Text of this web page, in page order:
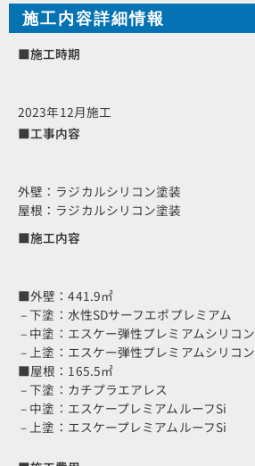
施工内容詳細情報
■施工時期
2023年12月施工
■工事内容
外壁：ラジカルシリコン塗装
屋根：ラジカルシリコン塗装
■施工内容
■外壁：441.9㎡
– 下塗：水性SDサーフエポプレミアム
– 中塗：エスケー弾性プレミアムシリコン
– 上塗：エスケー弾性プレミアムシリコン
■屋根：165.5㎡
– 下塗：カチプラエアレス
– 中塗：エスケープレミアムルーフSi
– 上塗：エスケープレミアムルーフSi